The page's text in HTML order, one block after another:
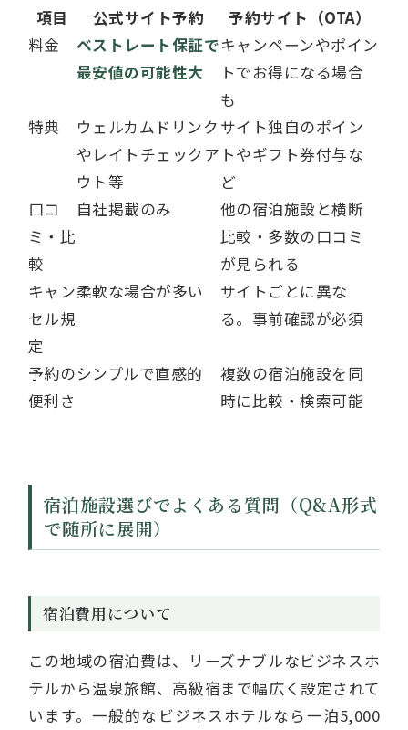
項目 公式サイト予約
予約サイト（OTA）
料金
ベストレート保証で
最安値の可能性大
キャンペーンやポイン
トでお得になる場合
も
特典
ウェルカムドリンク
やレイトチェックア
ウト等
サイト独自のポイン
トやギフト券付与な
ど
口コ
ミ・比
較
自社掲載のみ
他の宿泊施設と横断
比較・多数の口コミ
が見られる
キャン
セル規
定
柔軟な場合が多い
サイトごとに異な
る。事前確認が必須
予約の
便利さ
シンプルで直感的
複数の宿泊施設を同
時に比較・検索可能
宿泊施設選びでよくある質問（Q&A形式
で随所に展開）
宿泊費用について
この地域の宿泊費は、リーズナブルなビジネスホ
テルから温泉旅館、高級宿まで幅広く設定されて
います。一般的なビジネスホテルなら一泊5,000